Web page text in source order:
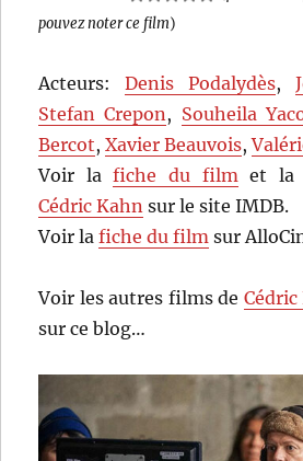
pouvez noter ce film)
Acteurs:Denis Podalydès,
Stefan Crepon, Souheila
Bercot,Xavier Beauvois,
Voir lafiche du filmet la
Cédric Kahn sur le site IMDB.
Voir lafiche du film sur
Voir les autres films de
sur ce blog…